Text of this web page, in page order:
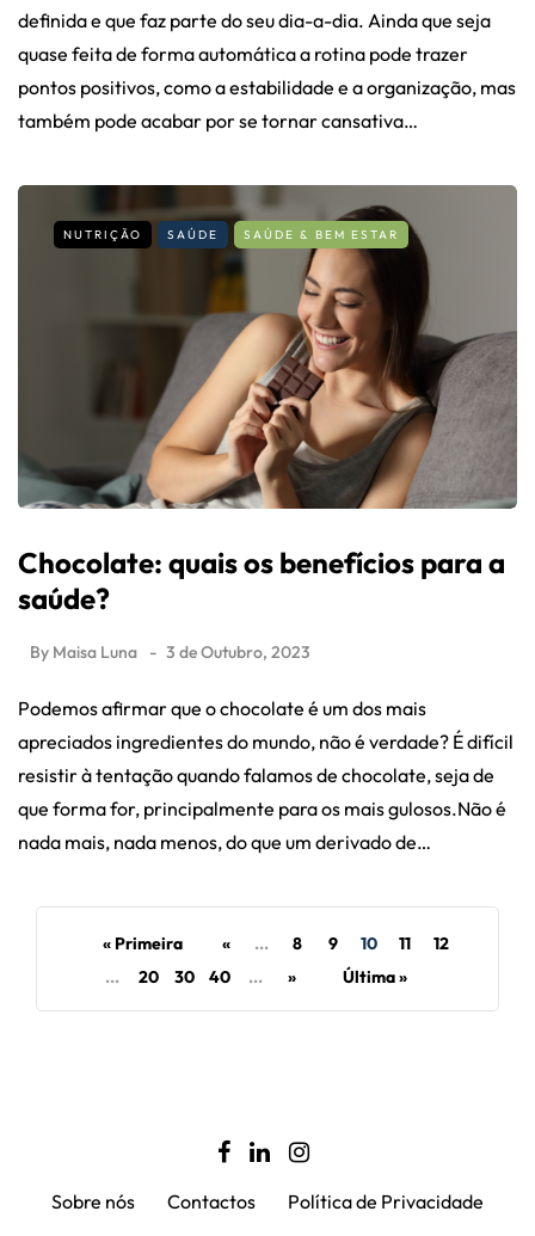
definida e que faz parte do seu dia-a-dia. Ainda que seja
quase feita de forma automática a rotina pode trazer
pontos positivos, como a estabilidade e a organização, mas
também pode acabar por se tornar cansativa…
NUTRIÇÃO SAÚDE SAÚDE & BEM ESTAR
Chocolate: quais os benefícios para a
saúde?
By Maisa Luna 3 de Outubro, 2023
Podemos afirmar que o chocolate é um dos mais
apreciados ingredientes do mundo, não é verdade? É difícil
resistir à tentação quando falamos de chocolate, seja de
que forma for, principalmente para os mais gulosos.Não é
nada mais, nada menos, do que um derivado de…
« Primeira « ... 8 9 10 11
12
...
20 30 40 ... » Última »
Sobre nós Contactos Política de Privacidade